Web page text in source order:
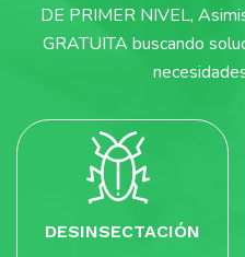
DE PRIMER NIVEL,
GRATUITA buscando
DESINSECTACIÓN